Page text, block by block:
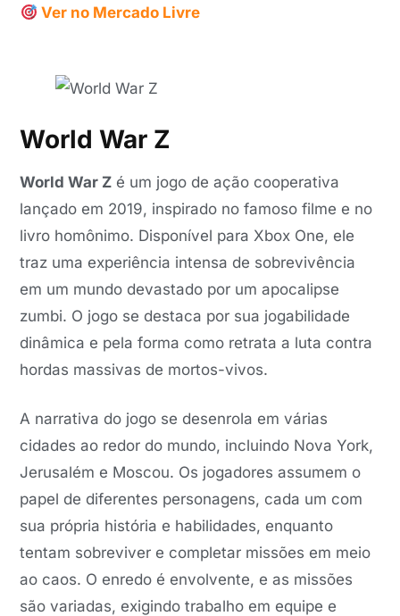
Ver no Mercado Livre
World War Z
World War Z é um jogo de ação cooperativa
lançado em 2019, inspirado no famoso filme e no
livro homônimo. Disponível para Xbox One, ele
traz uma experiência intensa de sobrevivência
em um mundo devastado por um apocalipse
zumbi. O jogo se destaca por sua jogabilidade
dinâmica e pela forma como retrata a luta contra
hordas massivas de mortos-vivos.
A narrativa do jogo se desenrola em várias
cidades ao redor do mundo, incluindo Nova York,
Jerusalém e Moscou. Os jogadores assumem o
papel de diferentes personagens, cada um com
sua própria história e habilidades, enquanto
tentam sobreviver e completar missões em meio
ao caos. O enredo é envolvente, e as missões
são variadas, exigindo trabalho em equipe e